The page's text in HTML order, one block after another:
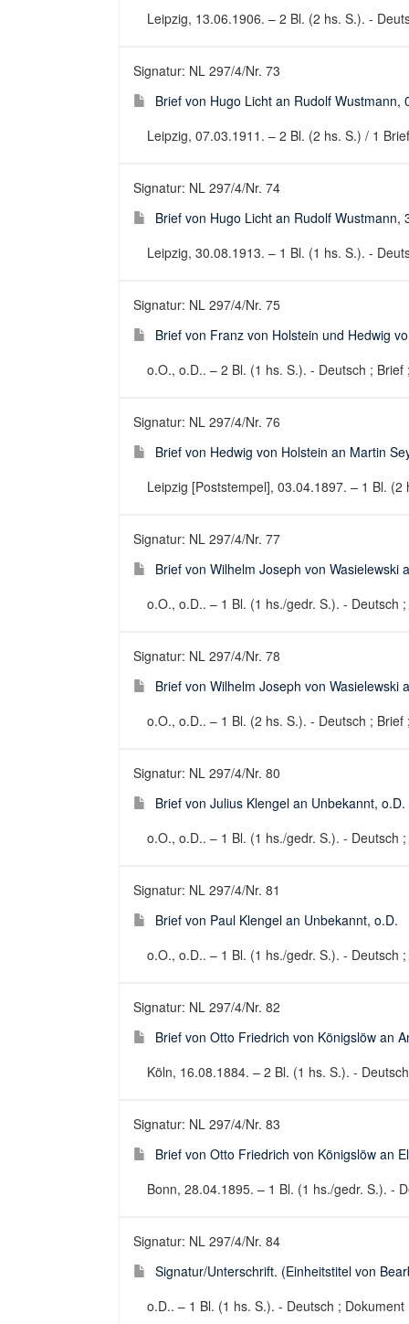
Leipzig, 13.06.1906. – 2 Bl. (2 hs. S.). -
Signatur: NL 297/4/Nr. 73
Brief von Hugo Licht an Rudolf Wustmann,
Leipzig, 07.03.1911. – 2 Bl. (2 hs. S.) / 1
Signatur: NL 297/4/Nr. 74
Brief von Hugo Licht an Rudolf Wustmann,
Leipzig, 30.08.1913. – 1 Bl. (1 hs. S.). -
Signatur: NL 297/4/Nr. 75
Brief von Franz von Holstein und Hedwig
o.O., o.D.. – 2 Bl. (1 hs. S.). - Deutsch ; Brief
Signatur: NL 297/4/Nr. 76
Brief von Hedwig von Holstein an Martin
Leipzig [Poststempel], 03.04.1897. – 1 Bl.
Signatur: NL 297/4/Nr. 77
Brief von Wilhelm Joseph von Wasielewski
o.O., o.D.. – 1 Bl. (1 hs./gedr. S.). - Deutsch
Signatur: NL 297/4/Nr. 78
Brief von Wilhelm Joseph von Wasielewski
o.O., o.D.. – 1 Bl. (2 hs. S.). - Deutsch ; Brief
Signatur: NL 297/4/Nr. 80
Brief von Julius Klengel an Unbekannt, o.D.
o.O., o.D.. – 1 Bl. (1 hs./gedr. S.). - Deutsch
Signatur: NL 297/4/Nr. 81
Brief von Paul Klengel an Unbekannt, o.D.
o.O., o.D.. – 1 Bl. (1 hs./gedr. S.). - Deutsch
Signatur: NL 297/4/Nr. 82
Brief von Otto Friedrich von Königslöw an
Köln, 16.08.1884. – 2 Bl. (1 hs. S.). -
Signatur: NL 297/4/Nr. 83
Brief von Otto Friedrich von Königslöw an
Bonn, 28.04.1895. – 1 Bl. (1 hs./gedr. S.). -
Signatur: NL 297/4/Nr. 84
Signatur/Unterschrift. (Einheitstitel von
o.D.. – 1 Bl. (1 hs. S.). - Deutsch ;